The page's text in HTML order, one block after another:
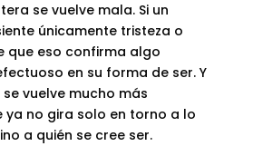
se vuelve mala. Si un
únicamente tristeza o
que eso confirma algo
en su forma de ser. Y
vuelve mucho más
ya no gira solo en torno a lo
a quién se cree ser.